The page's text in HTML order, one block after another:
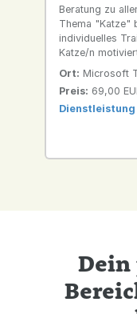
Beratung zu
Thema "Katze"
individuelles
Katze/n
Ort: Microsoft
Preis: 69,00
Dienstleistung